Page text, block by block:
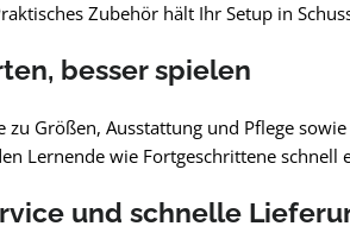
Zubehör hält Ihr Setup in
besser spielen
zu Größen, Ausstattung und Pflege
Lernende wie Fortgeschrittene schnell
und schnelle